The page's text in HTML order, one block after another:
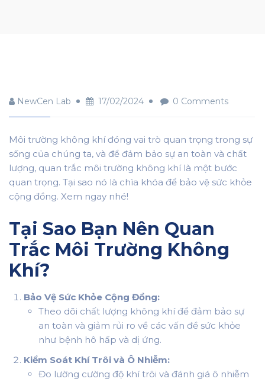
NewCen Lab 17/02/2024 0 Comments
Môi trường không khí đóng vai trò quan trọng trong sự
sống của chúng ta, và để đảm bảo sự an toàn và chất
lượng, quan trắc môi trường không khí là một bước
quan trọng. Tại sao nó là chìa khóa để bảo vệ sức khỏe
cộng đồng. Xem ngay nhé!
Tại Sao Bạn Nên Quan
Trắc Môi Trường Không
Khí?
Bảo Vệ Sức Khỏe Cộng Đồng:
Theo dõi chất lượng không khí để đảm bảo sự
an toàn và giảm rủi ro về các vấn đề sức khỏe
như bệnh hô hấp và dị ứng.
Kiểm Soát Khí Trôi và Ô Nhiễm:
Đo lường cường độ khí trôi và đánh giá ô nhiễm